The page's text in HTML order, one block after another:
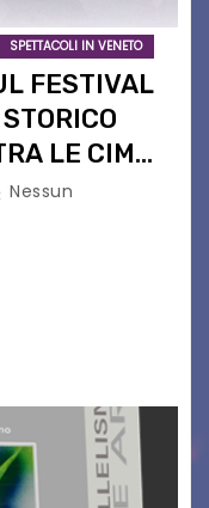
SPETTACOLI IN VENETO
FESTIVAL
LE CIME
Nessun